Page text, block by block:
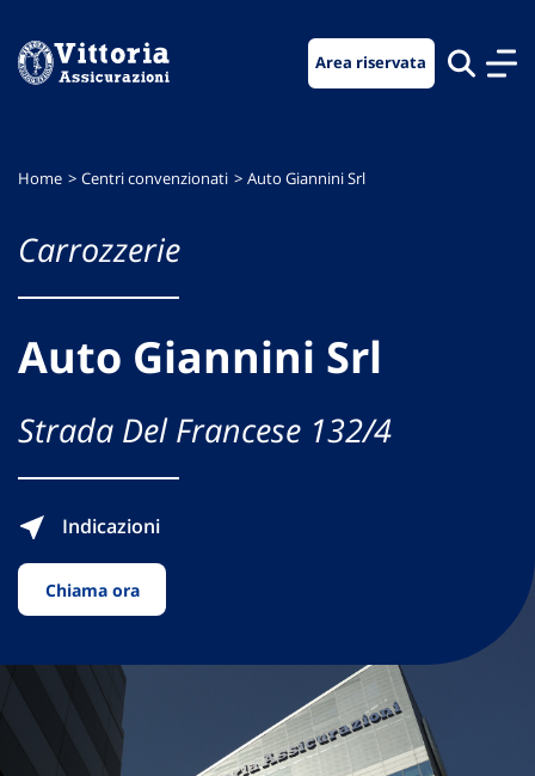
menu
contenuto
footer
Area riservata
Home Centri convenzionati Auto Giannini Srl
Carrozzerie
Auto Giannini Srl
Strada Del Francese 132/4
Indicazioni
Chiama ora